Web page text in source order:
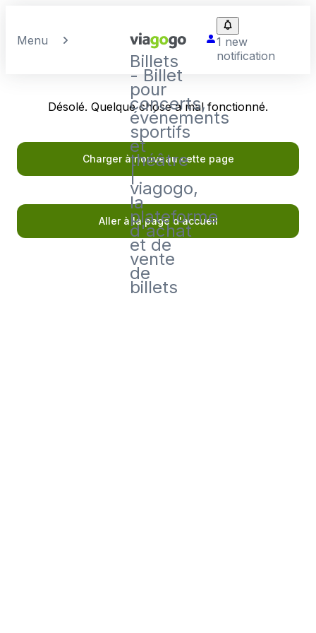
Menu
Billets
- Billet
pour
concerts,
événements
sportifs
et
théâtre
|
viagogo,
la
plateforme
d'achat
et de
vente
de
billets
1 new
notification
Désolé. Quelque chose a mal fonctionné.
Charger à nouveau cette page
Aller à la page d'accueil